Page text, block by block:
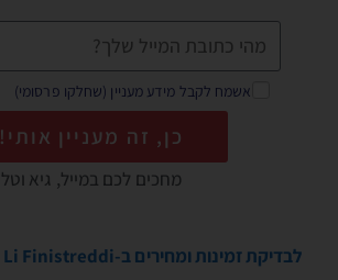
אשמח לקבל מידע מעניין (שחלקו פרסומי)
כן, זה מעניין אותי!
מחכים לכם במייל, גיא וטל